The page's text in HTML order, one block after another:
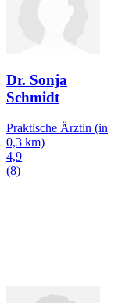
Dr. Sonja
Schmidt
Praktische Ärztin (in
0,3 km)
4,9
(8)